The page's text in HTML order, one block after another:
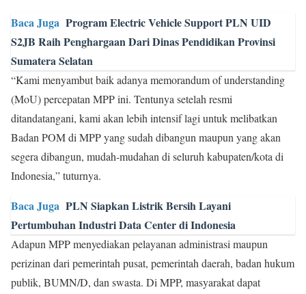
Baca Juga Program Electric Vehicle Support PLN UID
S2JB Raih Penghargaan Dari Dinas Pendidikan Provinsi
Sumatera Selatan
“Kami menyambut baik adanya memorandum of understanding
(MoU) percepatan MPP ini. Tentunya setelah resmi
ditandatangani, kami akan lebih intensif lagi untuk melibatkan
Badan POM di MPP yang sudah dibangun maupun yang akan
segera dibangun, mudah-mudahan di seluruh kabupaten/kota di
Indonesia,” tuturnya.
Baca Juga PLN Siapkan Listrik Bersih Layani
Pertumbuhan Industri Data Center di Indonesia
Adapun MPP menyediakan pelayanan administrasi maupun
perizinan dari pemerintah pusat, pemerintah daerah, badan hukum
publik, BUMN/D, dan swasta. Di MPP, masyarakat dapat